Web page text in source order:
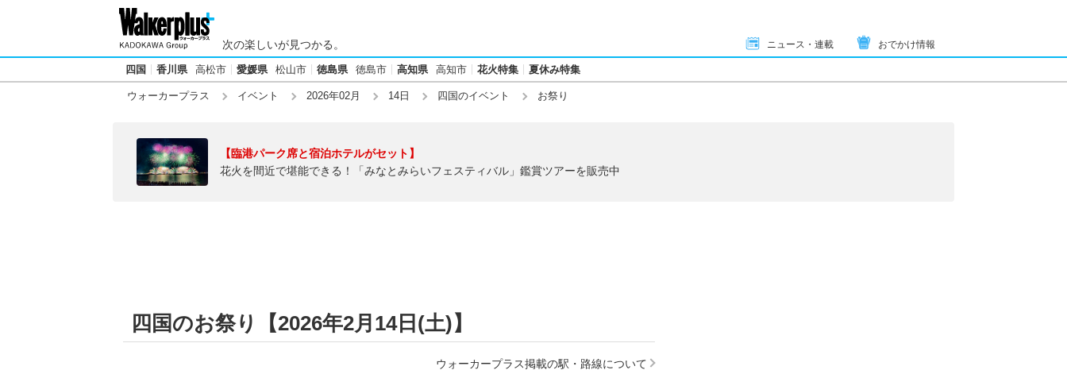
次の楽しいが見つかる。 ニュース・連載 おでかけ情報
四国 香川県 高松市 愛媛県 松山市 徳島県 徳島市 高知県 高知市 花火特集 夏休み特集
ウォーカープラス イベント 2026年02月 14日 四国のイベント お祭り
【臨港パーク席と宿泊ホテルがセット】
花火を間近で堪能できる！「みなとみらいフェスティバル」鑑賞ツアーを販売中
四国のお祭り【2026年2月14日(土)】
ウォーカープラス掲載の駅・路線について